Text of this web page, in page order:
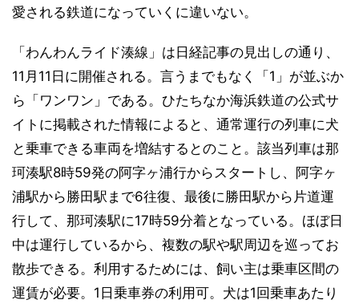
愛される鉄道になっていくに違いない。
「わんわんライド湊線」は日経記事の見出しの通り、
11月11日に開催される。言うまでもなく「1」が並ぶか
ら「ワンワン」である。ひたちなか海浜鉄道の公式サ
イトに掲載された情報によると、通常運行の列車に犬
と乗車できる車両を増結するとのこと。該当列車は那
珂湊駅8時59発の阿字ヶ浦行からスタートし、阿字ヶ
浦駅から勝田駅まで6往復、最後に勝田駅から片道運
行して、那珂湊駅に17時59分着となっている。ほぼ日
中は運行しているから、複数の駅や駅周辺を巡ってお
散歩できる。利用するためには、飼い主は乗車区間の
運賃が必要。1日乗車券の利用可。犬は1回乗車あたり